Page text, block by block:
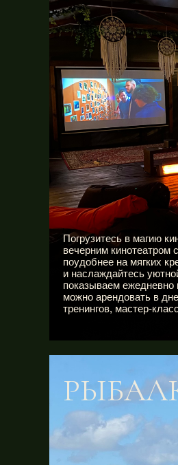
Погрузитесь в магию
вечерним кинотеатром
поудобнее на мягких
и наслаждайтесь
показываем ежедневно
можно арендовать в
тренингов, мастер-